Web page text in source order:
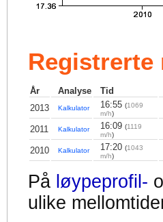
Registrerte
År Analyse Tid
2013
Kalkulator 16:55 (1069
m/h)
2011 Kalkulator 16:09 (1119
m/h)
2010 Kalkulator 17:20 (1043
m/h)
På løypeprofil-
ulike